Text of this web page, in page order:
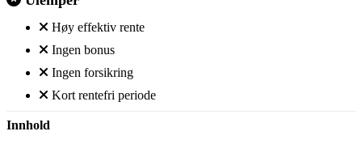
Høy effektiv rente
Ingen bonus
Ingen forsikring
Kort rentefri periode
Innhold